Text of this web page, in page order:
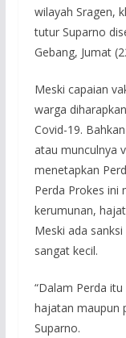
wilayah Sragen,
tutur Suparno
Gebang, Jumat
Meski capaian
warga
Covid-19.
atau munculnya
menetapkan
Perda Prokes ini
kerumunan,
Meski ada
sangat kecil.
“Dalam Perda
hajatan maupun
Suparno.